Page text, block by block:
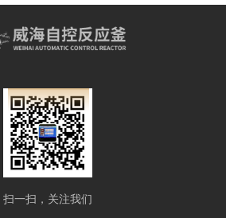
扫一扫，关注我们